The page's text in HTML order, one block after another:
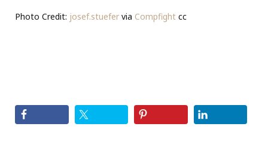
Photo Credit: josef.stuefer via Compfight cc